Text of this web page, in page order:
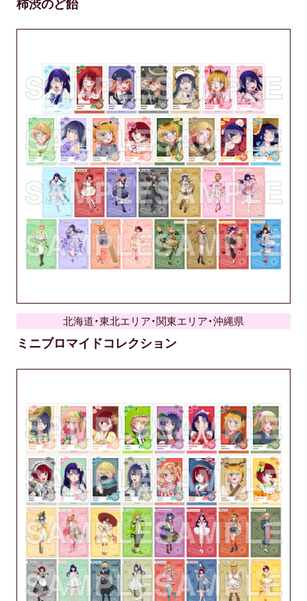
柿渋のど飴
ミニブロマイドコレクション
北海道・東北エリア・関東エリア・沖縄県